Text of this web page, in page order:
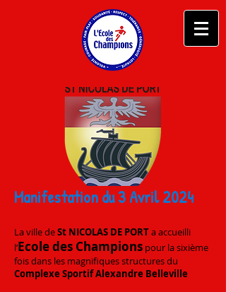
Manifestation du 3 Avril 2024
La ville deSt NICOLAS DE PORTa accueilli
l’Ecole des Champions pour la sixième
fois dans les magnifiques structures du
Complexe Sportif Alexandre Belleville